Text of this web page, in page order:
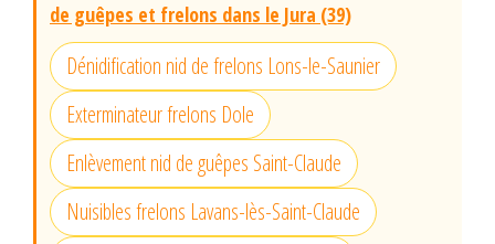
de guêpes et frelons dans le Jura (39)
Dénidification nid de frelons Lons-le-Saunier
Exterminateur frelons Dole
Enlèvement nid de guêpes Saint-Claude
Nuisibles frelons Lavans-lès-Saint-Claude